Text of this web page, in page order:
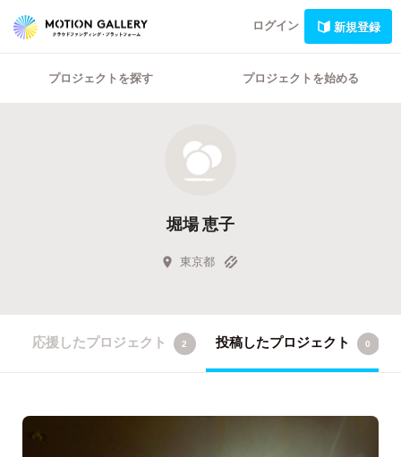
ログイン 新規登録
プロジェクトを探す プロジェクトを始める
堀場 恵子
東京都
応援したプロジェクト 2 投稿したプロジェクト 0